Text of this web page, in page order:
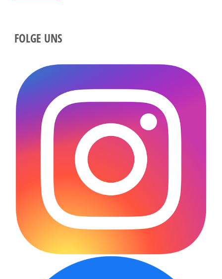
FOLGE UNS